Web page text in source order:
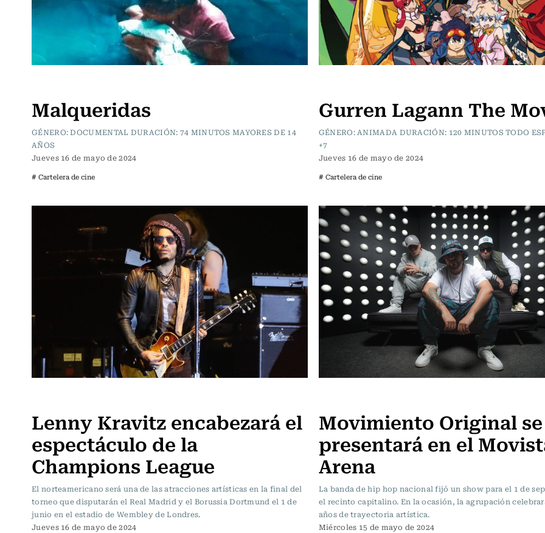
Malqueridas
GÉNERO: DOCUMENTAL DURACIÓN: 74 MINUTOS MAYORES DE 14
AÑOS
Jueves 16 de mayo de 2024
# Cartelera de cine
Gurren Lagann The
GÉNERO: ANIMADA DURACIÓN: 120 MINUTOS TODO
+7
Jueves 16 de mayo de 2024
# Cartelera de cine
Lenny Kravitz encabezará el
espectáculo de la
Champions League
El norteamericano será una de las atracciones artísticas en la final del
torneo que disputarán el Real Madrid y el Borussia Dortmund el 1 de
junio en el estadio de Wembley de Londres.
Jueves 16 de mayo de 2024
Movimiento Original se
presentará en el
Arena
La banda de hip hop nacional fijó un show para el 1 de
el recinto capitalino. En la ocasión, la agrupación
años de trayectoria artística.
Miércoles 15 de mayo de 2024